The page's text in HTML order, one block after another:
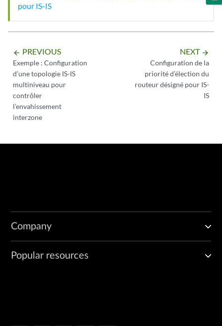
pour IS-IS
arrow_backward PREVIOUS
Exemple : Configuration
d’une topologie IS-IS
multiniveau pour
contrôler
l’envahissement
interzone
NEXT arrow_forward
Configuration de la
priorité d’élection du
routeur désigné pour IS-
IS
Company
Popular resources